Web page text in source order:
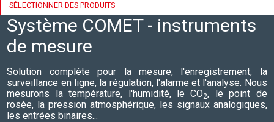
SÉLECTIONNER DES PRODUITS
Système COMET - instruments
de mesure
Solution complète pour la mesure, l'enregistrement, la
surveillance en ligne, la régulation, l'alarme et l'analyse. Nous
mesurons la température, l'humidité, le CO2, le point de
rosée, la pression atmosphérique, les signaux analogiques,
les entrées binaires...